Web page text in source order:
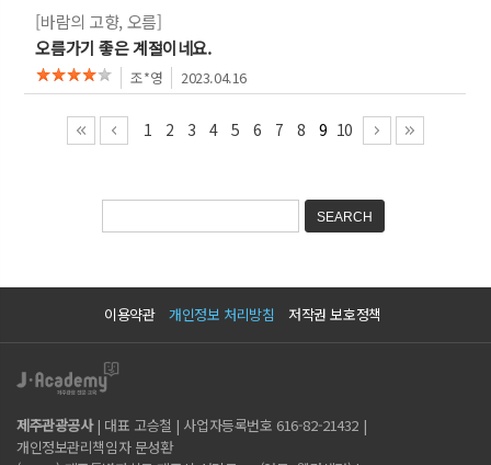
[바람의 고향, 오름]
오름가기 좋은 계절이네요.
조*영 2023.04.16
1 2 3 4 5 6 7 8 9 10
이용약관 개인정보 처리방침 저작권 보호정책
제주관광공사| 대표 고승철 | 사업자등록번호 616-82-21432 |
개인정보관리책임자 문성환